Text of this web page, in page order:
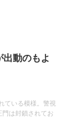
動のもよ
ている模様。警視
門は封鎖されてお